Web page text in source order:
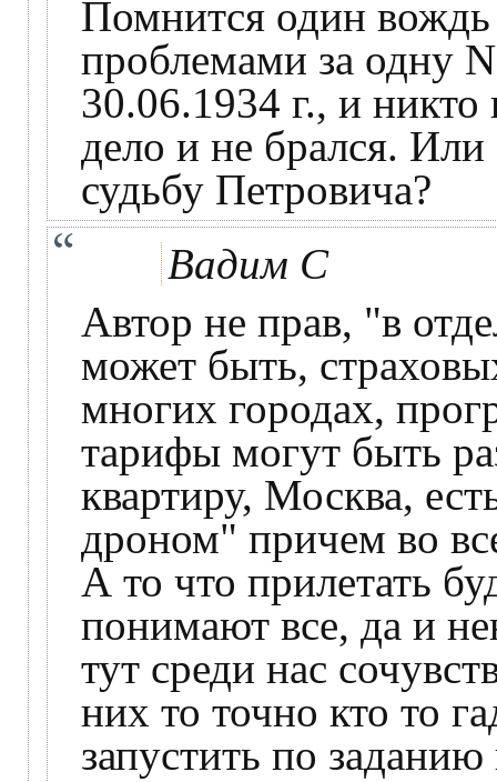
Помнится один
проблемами за одну
30.06.1934 г., и никто
дело и не брался.
судьбу Петровича?
Вадим С
Автор не прав, "в
может быть,
многих городах,
тарифы могут быть
квартиру, Москва,
дроном" причем во
А то что прилетать
понимают все, да и
тут среди нас
них то точно кто то
запустить по